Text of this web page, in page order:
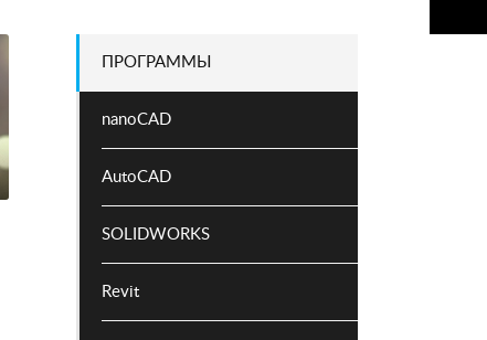
ПРОГРАММЫ
nanoCAD
AutoCAD
SOLIDWORKS
Revit